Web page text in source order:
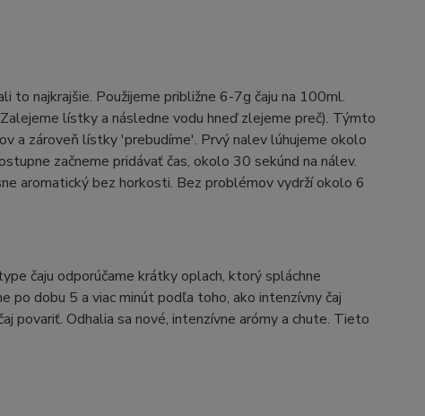
to najkrajšie. Použijeme približne 6-7g čaju na 100ml.
lístky a následne vodu hneď zlejeme preč). Týmto
a zároveň lístky 'prebudíme'. Prvý nalev lúhujeme okolo
začneme pridávať čas, okolo 30 sekúnd na nálev.
aromatický bez horkosti. Bez problémov vydrží okolo 6
čaju odporúčame krátky oplach, ktorý spláchne
po dobu 5 a viac minút podľa toho, ako intenzívny čaj
povariť. Odhalia sa nové, intenzívne arómy a chute. Tieto